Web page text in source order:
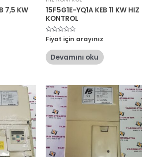
7,5 KW
15F5G1E-YQ1A KEB 11 KW HIZ
KONTROL
5
üzerinden
oy
aldı
Fiyat için arayınız
Devamını oku